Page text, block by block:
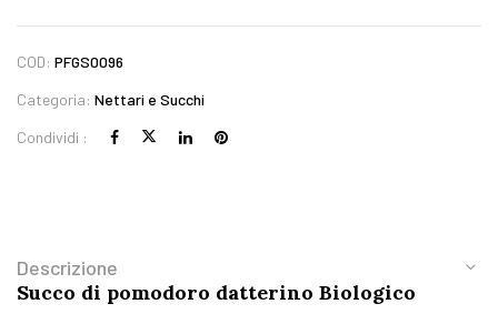
COD: PFGS0096
Categoria: Nettari e Succhi
Condividi :
Descrizione
Succo di pomodoro datterino Biologico